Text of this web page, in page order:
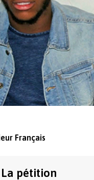
Français
La pétition